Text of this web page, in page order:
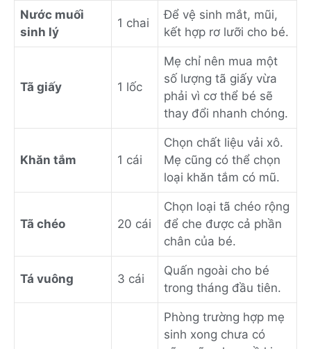
Nước muối
sinh lý
1 chai
Để vệ sinh mắt, mũi,
kết hợp rơ lưỡi cho bé.
Tã giấy 1 lốc
Mẹ chỉ nên mua một
số lượng tã giấy vừa
phải vì cơ thể bé sẽ
thay đổi nhanh chóng.
Khăn tắm 1 cái
Chọn chất liệu vải xô.
Mẹ cũng có thể chọn
loại khăn tắm có mũ.
Tã chéo 20 cái
Chọn loại tã chéo rộng
để che được cả phần
chân của bé.
Tá vuông 3 cái
Quấn ngoài cho bé
trong tháng đầu tiên.
Phòng trường hợp mẹ
sinh xong chưa có